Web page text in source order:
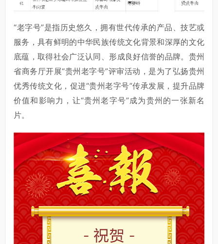
“老字号”是指历史悠久，拥有世代传承的产品、技艺或
服务，具有鲜明的中华民族传统文化背景和深厚的文化
底蕴，取得社会广泛认同、形成良好信誉的品牌。贵州
省商务厅开展“贵州老字号”评审活动，是为了弘扬贵州
优秀传统文化，促进“贵州老字号”传承发展，提升品牌
价值和影响力，让“贵州老字号”成为贵州的一张新名
片。